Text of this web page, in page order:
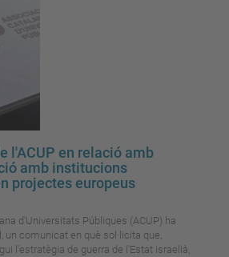
l'ACUP en relació amb
amb institucions
projectes europeus
d'Universitats Públiques (ACUP) ha
un comunicat en què sol·licita que,
l’estratègia de guerra de l'Estat israelià,